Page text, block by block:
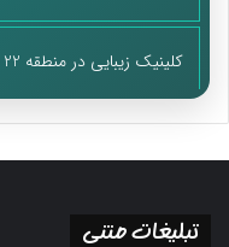
کلینیک زیبایی در منطقه 22
تبلیغات متنی